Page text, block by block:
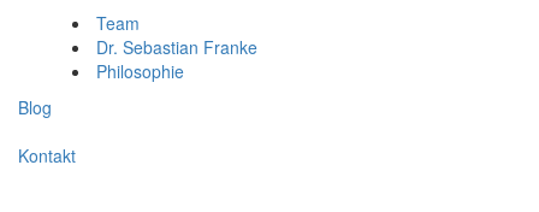
Team
Dr. Sebastian Franke
Philosophie
Blog
Kontakt